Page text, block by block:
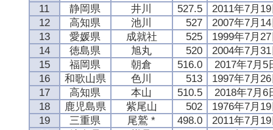
11
静岡県 井川 527.5
2011年7月
12
高知県 池川 527
2007年7月
13
愛媛県 成就社 525
1999年7月
14
徳島県 旭丸 520
2004年7月
15
福岡県 朝倉 516.0
2017年7月5
16
和歌山県 色川 513
1997年7月
17
高知県 本山 510.5
2018年7月6
18
鹿児島県 紫尾山 502
1976年7月
19
三重県 尾鷲 * 498.0
2011年7月